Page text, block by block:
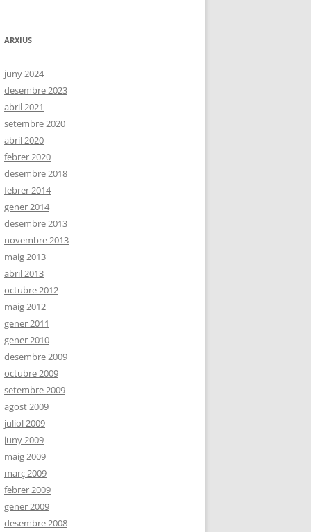
ARXIUS
juny 2024
desembre 2023
abril 2021
setembre 2020
abril 2020
febrer 2020
desembre 2018
febrer 2014
gener 2014
desembre 2013
novembre 2013
maig 2013
abril 2013
octubre 2012
maig 2012
gener 2011
gener 2010
desembre 2009
octubre 2009
setembre 2009
agost 2009
juliol 2009
juny 2009
maig 2009
març 2009
febrer 2009
gener 2009
desembre 2008